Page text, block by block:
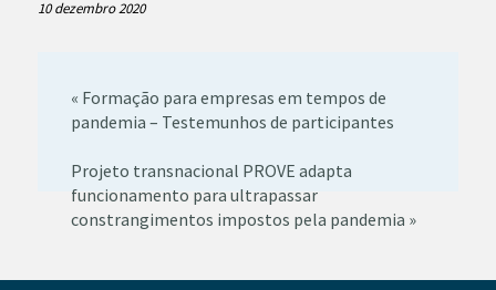
10 dezembro 2020
« Formação para empresas em tempos de
pandemia – Testemunhos de participantes
Projeto transnacional PROVE adapta
funcionamento para ultrapassar
constrangimentos impostos pela pandemia »